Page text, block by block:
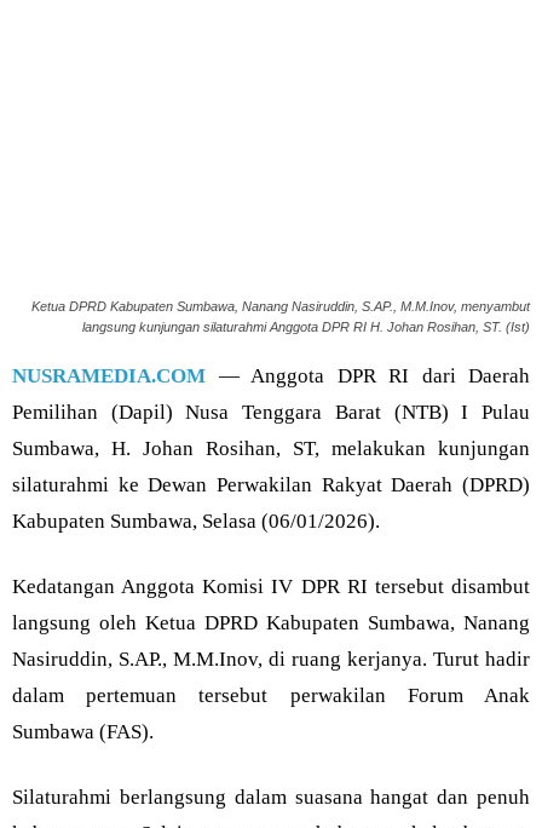
Ketua DPRD Kabupaten Sumbawa, Nanang Nasiruddin, S.AP., M.M.Inov, menyambut
langsung kunjungan silaturahmi Anggota DPR RI H. Johan Rosihan, ST. (Ist)
NUSRAMEDIA.COM — Anggota DPR RI dari Daerah
Pemilihan (Dapil) Nusa Tenggara Barat (NTB) I Pulau
Sumbawa, H. Johan Rosihan, ST, melakukan kunjungan
silaturahmi ke Dewan Perwakilan Rakyat Daerah (DPRD)
Kabupaten Sumbawa, Selasa (06/01/2026).
Kedatangan Anggota Komisi IV DPR RI tersebut disambut
langsung oleh Ketua DPRD Kabupaten Sumbawa, Nanang
Nasiruddin, S.AP., M.M.Inov, di ruang kerjanya. Turut hadir
dalam pertemuan tersebut perwakilan Forum Anak
Sumbawa (FAS).
Silaturahmi berlangsung dalam suasana hangat dan penuh